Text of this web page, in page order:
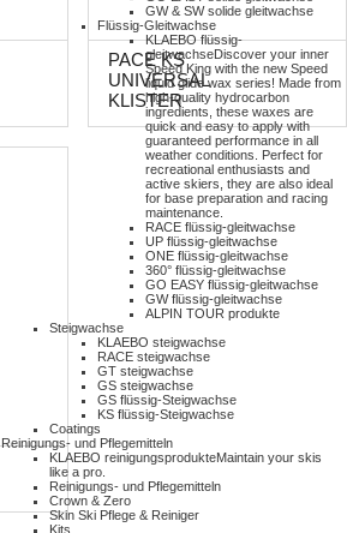
GW & SW solide gleitwachse
Flüssig-Gleitwachse
KLAEBO flüssig-
gleitwachseDiscover your inner
Speed King with the new Speed
liquid glide wax series! Made from
high-quality hydrocarbon
ingredients, these waxes are
quick and easy to apply with
guaranteed performance in all
weather conditions. Perfect for
recreational enthusiasts and
active skiers, they are also ideal
for base preparation and racing
maintenance.
RACE flüssig-gleitwachse
UP flüssig-gleitwachse
ONE flüssig-gleitwachse
360° flüssig-gleitwachse
GO EASY flüssig-gleitwachse
GW flüssig-gleitwachse
ALPIN TOUR produkte
Steigwachse
KLAEBO steigwachse
RACE steigwachse
GT steigwachse
GS steigwachse
GS flüssig-Steigwachse
KS flüssig-Steigwachse
Coatings
Reinigungs- und Pflegemitteln
KLAEBO reinigungsprodukteMaintain your skis
like a pro.
Reinigungs- und Pflegemitteln
Crown & Zero
Skin Ski Pflege & Reiniger
Kits
PACE KS
UNIVERSAL
KLISTER